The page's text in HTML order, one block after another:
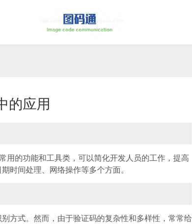
的应用
用的功能和工具类，可以简化开发人员的工作，提高
时间处理、网络操作等多个方面。
方式。然而，由于验证码的复杂性和多样性，常常给